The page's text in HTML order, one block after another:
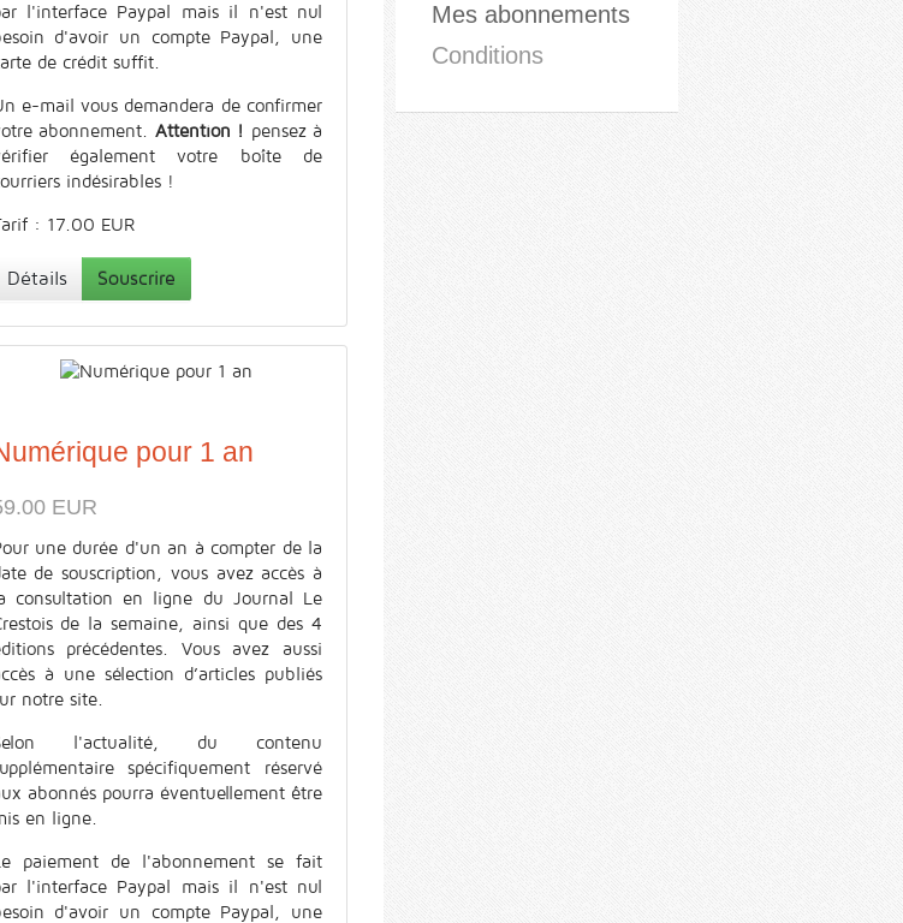
l'interface Paypal mais il n'est nul
d'avoir un compte Paypal, une
de crédit suffit.
e-mail vous demandera de confirmer
abonnement. Attention ! pensez à
également votre boîte de
indésirables !
: 17.00 EUR
Détails Souscrire
pour 1 an
EUR
une durée d'un an à compter de la
de souscription, vous avez accès à
consultation en ligne du Journal Le
de la semaine, ainsi que des 4
précédentes. Vous avez aussi
à une sélection d’articles publiés
notre site.
l'actualité, du contenu
spécifiquement réservé
abonnés pourra éventuellement être
en ligne.
paiement de l'abonnement se fait
l'interface Paypal mais il n'est nul
d'avoir un compte Paypal, une
Mes abonnements
Conditions